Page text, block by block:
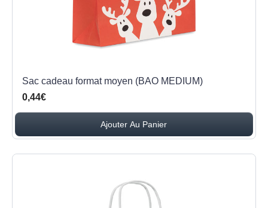
Sac cadeau format moyen (BAO MEDIUM)
0,44€
Ajouter Au Panier